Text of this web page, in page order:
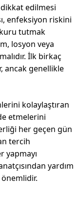
dikkat edilmesi
enfeksiyon riskini
tutmak
losyon veya
İlk birkaç
ancak genellikle
kolaylaştıran
etmelerini
her geçen gün
tercih
yapmayı
yardım